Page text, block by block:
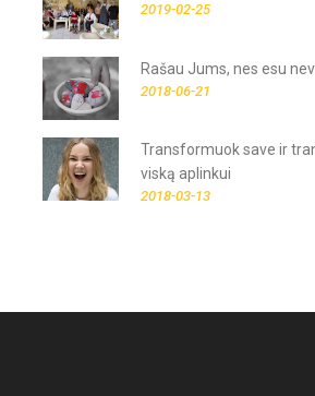
2019-02-25
Rašau Jums, nes esu
2018-06-21
Transformuok save ir
viską aplinkui
2018-03-13